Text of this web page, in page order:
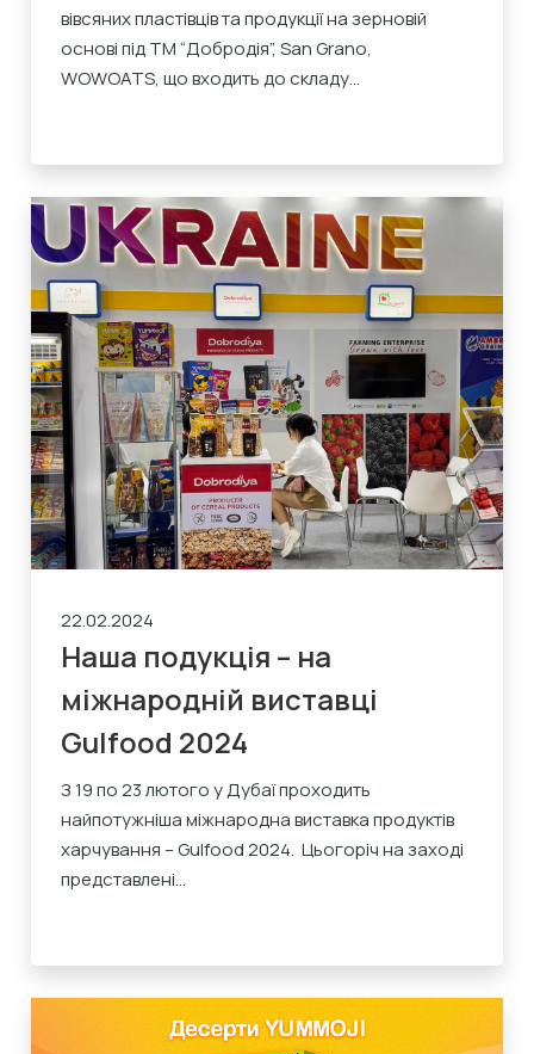
вівсяних пластівців та продукції на зерновій
основі під ТМ “Добродія”, San Grano,
WOWOATS, що входить до складу...
22.02.2024
Наша подукція – на
міжнародній виставці
Gulfood 2024
З 19 по 23 лютого у Дубаї проходить
найпотужніша міжнародна виставка продуктів
харчування – Gulfood 2024. Цьогоріч на заході
представлені...